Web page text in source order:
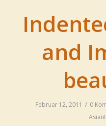
and
Februar 12, 2011 / 0